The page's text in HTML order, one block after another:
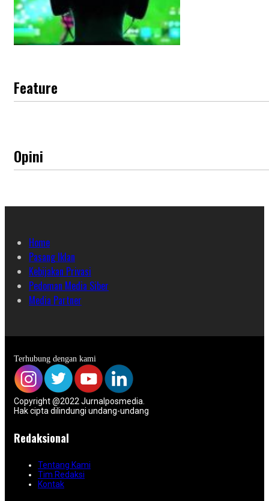
Feature
Opini
Home
Pasang Iklan
Kebijakan Privasi
Pedoman Media Siber
Media Partner
Terhubung dengan kami
Copyright @2022 Jurnalposmedia.
Hak cipta dilindungi undang-undang
Redaksional
Tentang Kami
Tim Redaksi
Kontak